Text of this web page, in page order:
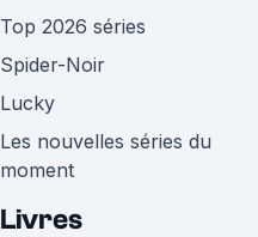
Top 2026 séries
Spider-Noir
Lucky
Les nouvelles séries du
moment
Livres